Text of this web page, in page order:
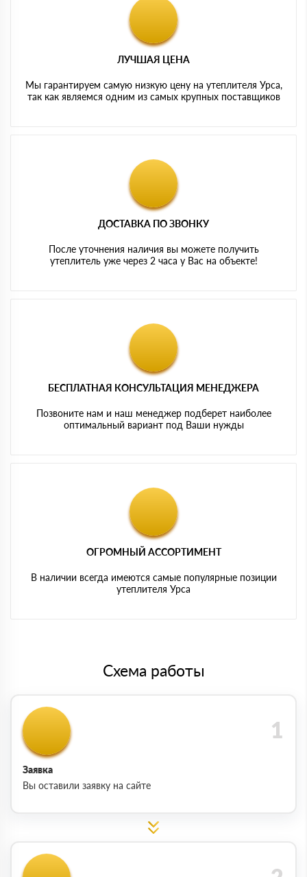
ЛУЧШАЯ ЦЕНА
Мы гарантируем самую низкую цену на утеплителя Урса,
так как являемся одним из самых крупных поставщиков
ДОСТАВКА ПО ЗВОНКУ
После уточнения наличия вы можете получить
утеплитель уже через 2 часа у Вас на объекте!
БЕСПЛАТНАЯ КОНСУЛЬТАЦИЯ МЕНЕДЖЕРА
Позвоните нам и наш менеджер подберет наиболее
оптимальный вариант под Ваши нужды
ОГРОМНЫЙ АССОРТИМЕНТ
В наличии всегда имеются самые популярные позиции
утеплителя Урса
Схема работы
Заявка
Вы оставили заявку на сайте